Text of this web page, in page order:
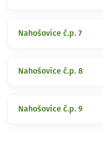
Nahošovice č.p. 7
Nahošovice č.p. 8
Nahošovice č.p. 9